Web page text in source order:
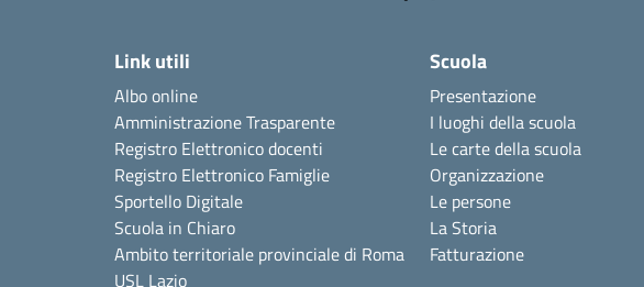
Link utili
Albo online
Amministrazione Trasparente
Registro Elettronico docenti
Registro Elettronico Famiglie
Sportello Digitale
Scuola in Chiaro
Ambito territoriale provinciale di Roma
USL Lazio
Scuola
Presentazione
I luoghi della scuola
Le carte della scuola
Organizzazione
Le persone
La Storia
Fatturazione